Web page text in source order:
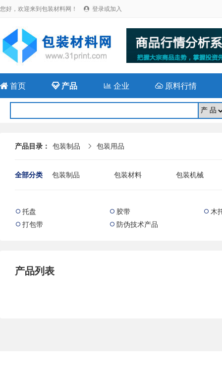
您好，欢迎来到包装材料网！  登录或加入
 首页 产品 企业 原料行情
产品目录： 包装制品  包装用品
全部分类 包装制品 包装材料 包装机械
 托盘  胶带  木
 打包带  防伪技术产品
产品列表